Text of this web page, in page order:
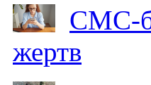
СМС-
жертв